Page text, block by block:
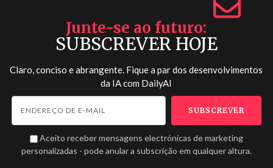
Junte-se ao futuro
SUBSCREVER HOJE
Claro, conciso e abrangente. Fique a par dos desenvolvimentos
da IA com DailyAI
Aceito receber mensagens electrónicas de marketing
personalizadas - pode anular a subscrição em qualquer altura.